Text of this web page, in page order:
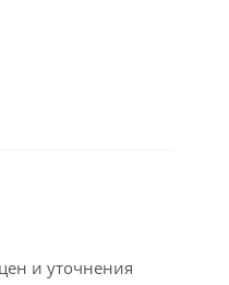
и уточнения